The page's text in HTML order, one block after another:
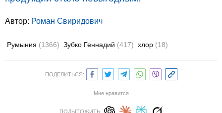
Автор: Роман Свиридович
Румыния (1366) Зубко Геннадий (417) хлор (18)
ПОДЕЛИТЬСЯ:
Мне нравится
ПОДЫТОЖИТЬ: